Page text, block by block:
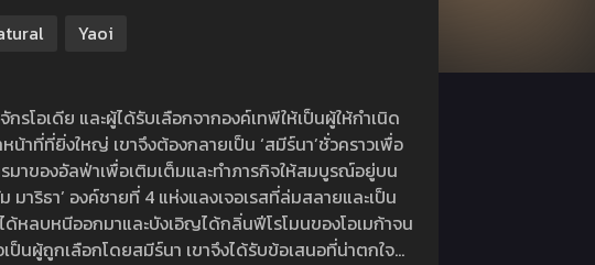
Yaoi
รโอเดีย และผู้ได้รับเลือกจากองค์เทพีให้เป็นผู้ให้กำเนิด
น้าที่ที่ยิ่งใหญ่ เขาจึงต้องกลายเป็น ‘สมีร์นา’ชั่วคราวเพื่อ
มาของอัลฟ่าเพื่อเติมเต็มและทำภารกิจให้สมบูรณ์อยู่บน
ริธา’ องค์ชายที่ 4 แห่งแลงเจอเรสที่ล่มสลายและเป็น
ลบหนีออกมาและบังเอิญได้กลิ่นฟีโรโมนของโอเมก้าจน
นผู้ถูกเลือกโดยสมีร์นา เขาจึงได้รับข้อเสนอที่น่าตกใจ…